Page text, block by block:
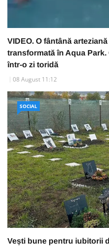
VIDEO. O fântână
transformată în Aqua
într-o zi toridă
08 August 11:12
SOCIAL
Vești bune pentru iubitorii